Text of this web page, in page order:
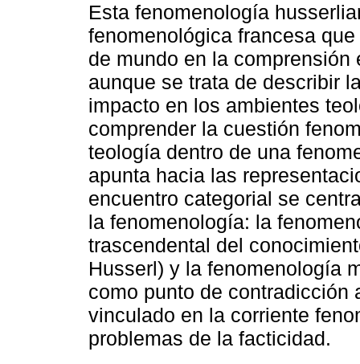
Esta fenomenología
fenomenológica francesa
de mundo en la
aunque se trata de describir
impacto en los ambientes
comprender la cuestión
teología dentro de una
apunta hacia las
encuentro categorial se
la fenomenología: la
trascendental del
Husserl) y la fenomenología
como punto de
vinculado en la corriente
problemas de la facticidad.